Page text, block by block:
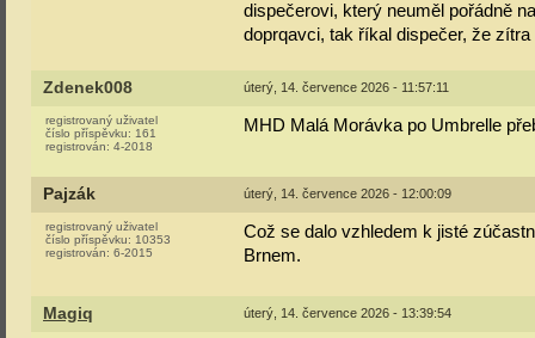
dispečerovi, který neuměl pořádně
doprqavci, tak říkal dispečer, že
Zdenek008 úterý, 14. července 2026 - 11:57:11
registrovaný uživatel
číslo příspěvku: 161
registrován: 4-2018
MHD Malá Morávka po Umbrelle
Pajzák úterý, 14. července 2026 - 12:00:09
registrovaný uživatel
číslo příspěvku: 10353
registrován: 6-2015
Což se dalo vzhledem k jisté
Brnem.
Magiq úterý, 14. července 2026 - 13:39:54